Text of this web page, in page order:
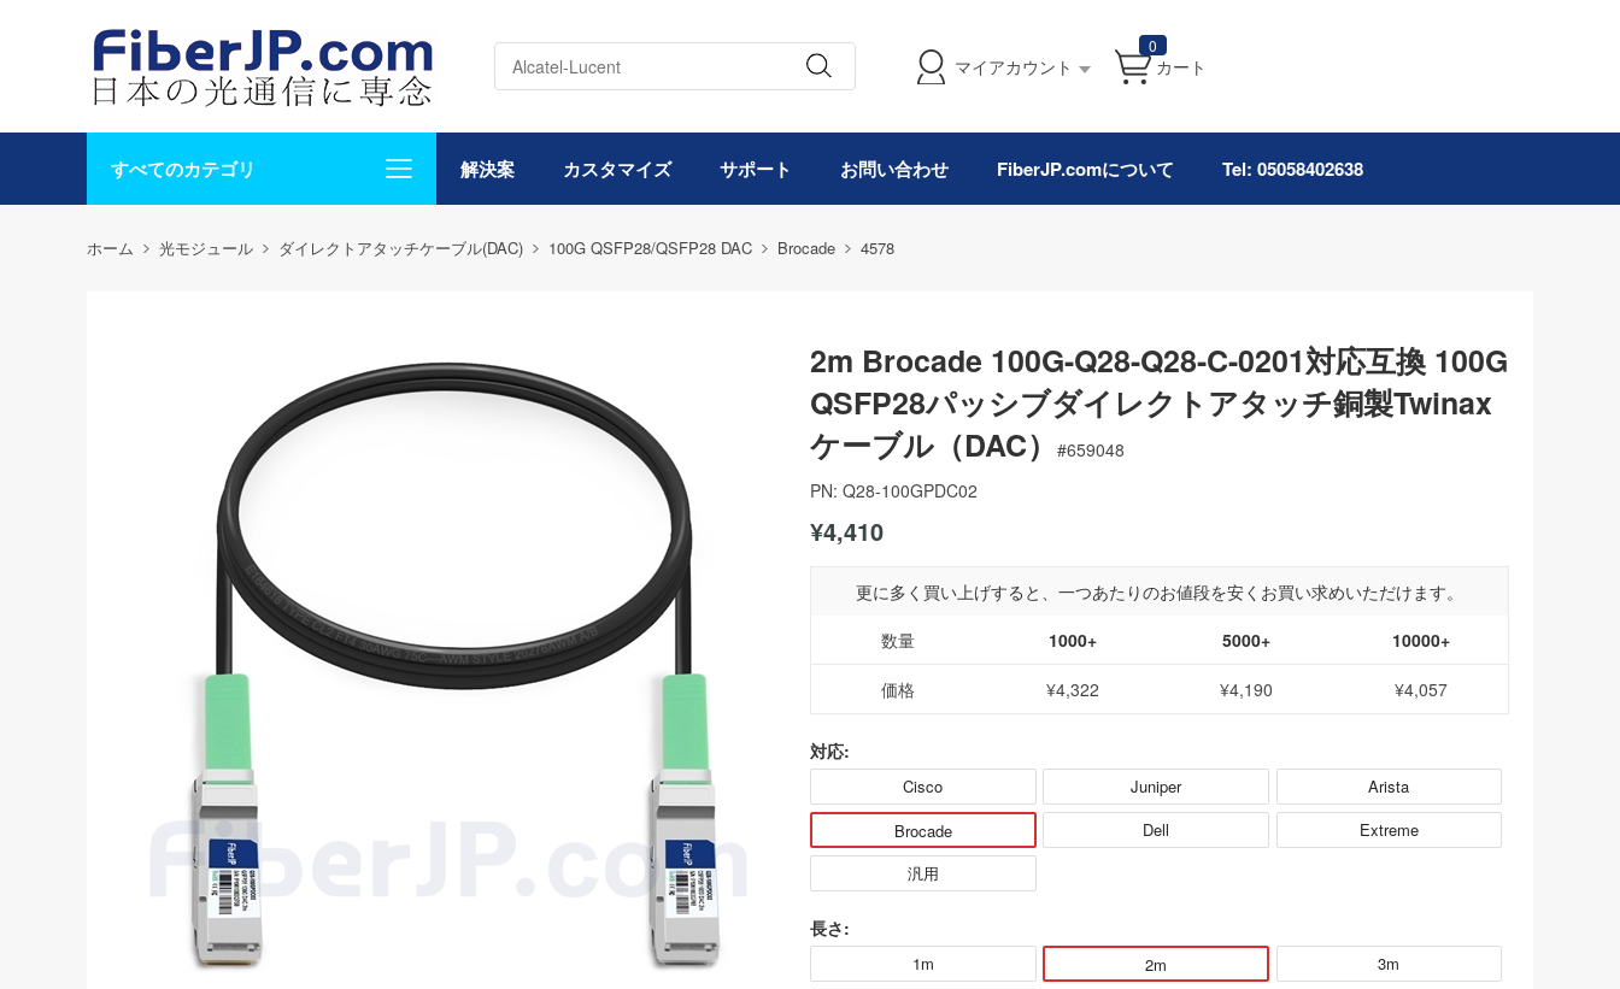
マイアカウント
0
カート
すべてのカテゴリ 解決案 カスタマイズ サポート お問い合わせ FiberJP.comについて Tel: 05058402638
ホーム 光モジュール ダイレクトアタッチケーブル(DAC) 100G QSFP28/QSFP28 DAC Brocade 4578
2m Brocade 100G-Q28-Q28-C-0201対応互換 100G
QSFP28パッシブダイレクトアタッチ銅製Twinax
ケーブル（DAC）
#659048
PN: Q28-100GPDC02
¥4,410
更に多く買い上げすると、一つあたりのお値段を安くお買い求めいただけます。
数量
1000+ 5000+ 10000+
価格 ¥4,322 ¥4,190 ¥4,057
対応:
Cisco Juniper
Arista
Brocade
Dell
Extreme
汎用
長さ:
1m 2m
3m